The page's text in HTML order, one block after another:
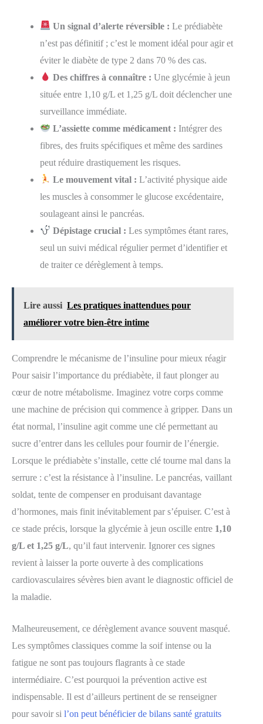
Un signal d’alerte réversible : Le prédiabète
n’est pas définitif ; c’est le moment idéal pour agir et
éviter le diabète de type 2 dans 70 % des cas.
Des chiffres à connaître : Une glycémie à jeun
située entre 1,10 g/L et 1,25 g/L doit déclencher une
surveillance immédiate.
L’assiette comme médicament : Intégrer des
fibres, des fruits spécifiques et même des sardines
peut réduire drastiquement les risques.
Le mouvement vital : L’activité physique aide
les muscles à consommer le glucose excédentaire,
soulageant ainsi le pancréas.
Dépistage crucial : Les symptômes étant rares,
seul un suivi médical régulier permet d’identifier et
de traiter ce dérèglement à temps.
Lire aussi Les pratiques inattendues pour
améliorer votre bien-être intime
Comprendre le mécanisme de l’insuline pour mieux réagir
Pour saisir l’importance du prédiabète, il faut plonger au
cœur de notre métabolisme. Imaginez votre corps comme
une machine de précision qui commence à gripper. Dans un
état normal, l’insuline agit comme une clé permettant au
sucre d’entrer dans les cellules pour fournir de l’énergie.
Lorsque le prédiabète s’installe, cette clé tourne mal dans la
serrure : c’est la résistance à l’insuline. Le pancréas, vaillant
soldat, tente de compenser en produisant davantage
d’hormones, mais finit inévitablement par s’épuiser. C’est à
ce stade précis, lorsque la glycémie à jeun oscille entre 1,10
g/L et 1,25 g/L, qu’il faut intervenir. Ignorer ces signes
revient à laisser la porte ouverte à des complications
cardiovasculaires sévères bien avant le diagnostic officiel de
la maladie.
Malheureusement, ce dérèglement avance souvent masqué.
Les symptômes classiques comme la soif intense ou la
fatigue ne sont pas toujours flagrants à ce stade
intermédiaire. C’est pourquoi la prévention active est
indispensable. Il est d’ailleurs pertinent de se renseigner
pour savoir si l’on peut bénéficier de bilans santé gratuits